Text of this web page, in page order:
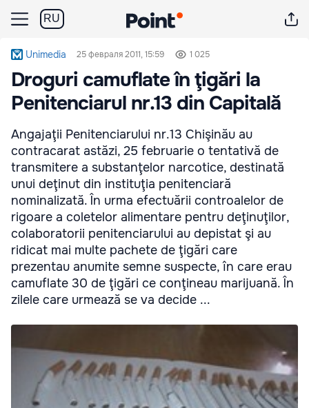
RU
Unimedia 25 февраля 2011, 15:59 1 025
Droguri camuflate în ţigări la
Penitenciarul nr.13 din Capitală
Angajaţii Penitenciarului nr.13 Chişinău au
contracarat astăzi, 25 februarie o tentativă de
transmitere a substanţelor narcotice, destinată
unui deţinut din instituţia penitenciară
nominalizată. În urma efectuării controalelor de
rigoare a coletelor alimentare pentru deţinuţilor,
colaboratorii penitenciarului au depistat şi au
ridicat mai multe pachete de ţigări care
prezentau anumite semne suspecte, în care erau
camuflate 30 de ţigări ce conţineau marijuană. În
zilele care urmează se va decide ...